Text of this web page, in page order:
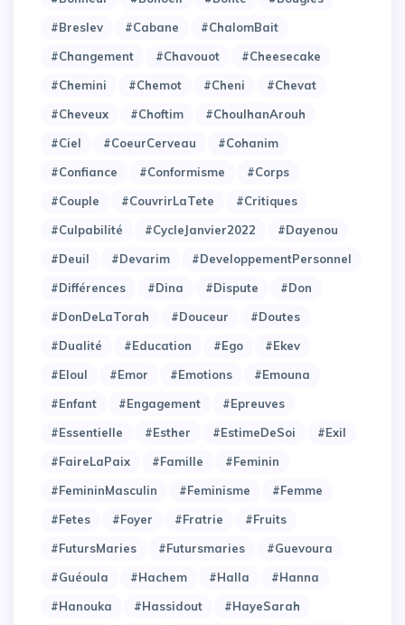
#Breslev
#Cabane
#ChalomBait
#Changement
#Chavouot
#Cheesecake
#Chemini
#Chemot #Cheni
#Chevat
#Cheveux
#Choftim
#ChoulhanArouh
#Ciel
#CoeurCerveau
#Cohanim
#Confiance
#Conformisme
#Corps
#Couple
#CouvrirLaTete
#Critiques
#Culpabilité
#CycleJanvier2022
#Dayenou
#Deuil
#Devarim
#DeveloppementPersonnel
#Différences
#Dina #Dispute
#Don
#DonDeLaTorah
#Douceur
#Doutes
#Dualité
#Education #Ego
#Ekev
#Eloul
#Emor #Emotions
#Emouna
#Enfant
#Engagement
#Epreuves
#Essentielle
#Esther #EstimeDeSoi
#Exil
#FaireLaPaix
#Famille
#Feminin
#FemininMasculin
#Feminisme
#Femme
#Fetes
#Foyer #Fratrie
#Fruits
#FutursMaries
#Futursmaries
#Guevoura
#Guéoula
#Hachem #Halla
#Hanna
#Hanouka
#Hassidout
#HayeSarah